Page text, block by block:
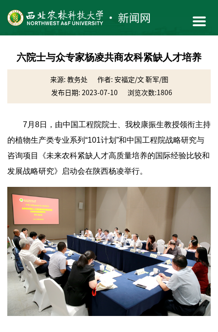
六院士与众专家杨凌共商农科紧缺人才培养
来源: 教务处
作者: 安福定/文 靳军/图
发布日期: 2023-07-10
浏览次数:1806
7月8日，由中国工程院院士、我校康振生教授领衔主持
的植物生产类专业系列“101计划”和中国工程院战略研究与
咨询项目《未来农科紧缺人才高质量培养的国际经验比较和
发展战略研究》启动会在陕西杨凌举行。